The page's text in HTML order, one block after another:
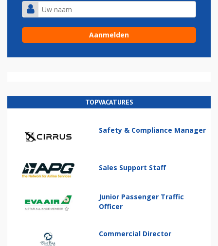
TOPVACATURES
Safety & Compliance Manager
Sales Support Staff
Junior Passenger Traffic
Officer
Commercial Director